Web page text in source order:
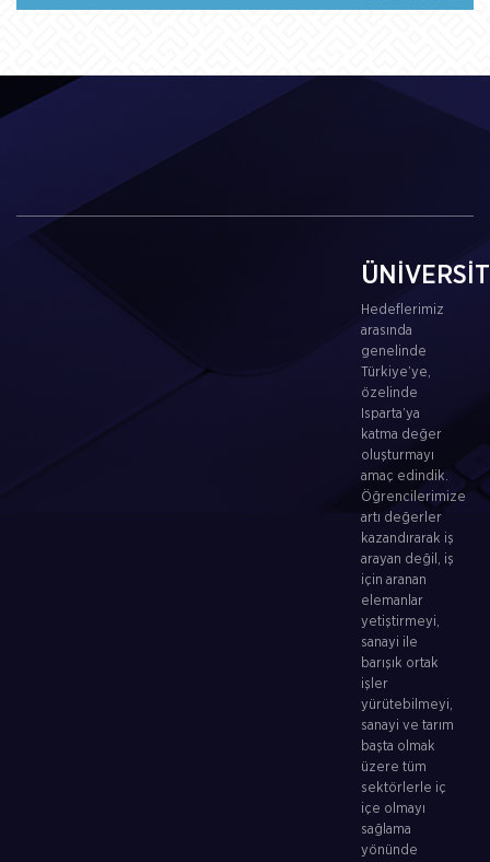
Hedeflerimiz
arasında
genelinde
Türkiye’ye,
özelinde
Isparta’ya
katma değer
oluşturmayı
amaç edindik.
Öğrencilerimize
artı değerler
kazandırarak iş
arayan değil, iş
için aranan
elemanlar
yetiştirmeyi,
sanayi ile
barışık ortak
işler
yürütebilmeyi,
sanayi ve tarım
başta olmak
üzere tüm
sektörlerle iç
içe olmayı
sağlama
yönünde